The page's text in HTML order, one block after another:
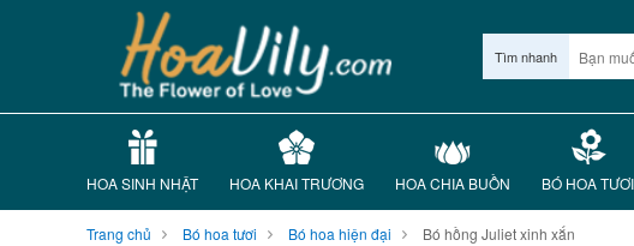
Tìm nhanh
HOA SINH NHẬT HOA KHAI TRƯƠNG HOA CHIA BUỒN BÓ HOA TƯƠI
Trang chủ Bó hoa tươi Bó hoa hiện đại Bó hồng Juliet xinh xắn